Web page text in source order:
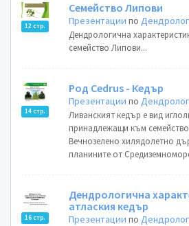
12 стр.
Семейство Липови
Презентации по
Дендрологична
семейство Липови...
14 стр.
Род Cedrus - Кедър
Презентации по
Ливанският кедър е вид
принадлежащи към
Вечнозелено хилядолетно
планините от
16 стр.
Дендрологична
атлаския кедър
Презентации по